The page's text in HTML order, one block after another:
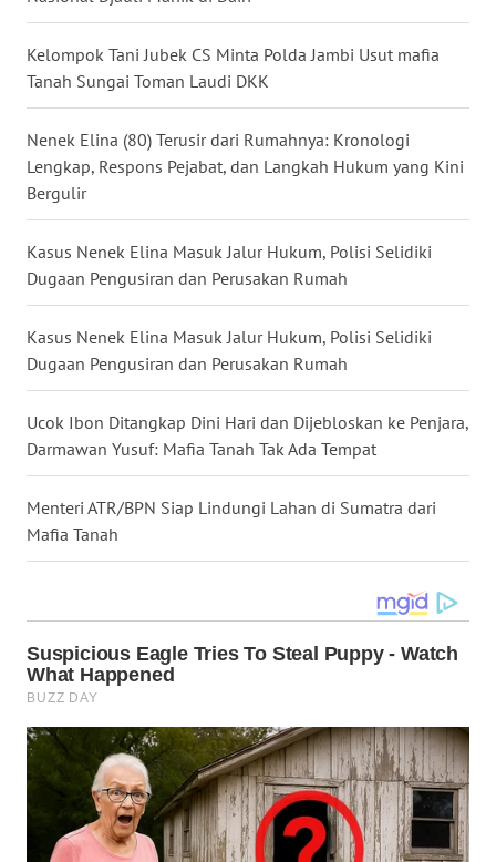
Kelompok Tani Jubek CS Minta Polda Jambi Usut mafia
Tanah Sungai Toman Laudi DKK
Nenek Elina (80) Terusir dari Rumahnya: Kronologi
Lengkap, Respons Pejabat, dan Langkah Hukum yang Kini
Bergulir
Kasus Nenek Elina Masuk Jalur Hukum, Polisi Selidiki
Dugaan Pengusiran dan Perusakan Rumah
Kasus Nenek Elina Masuk Jalur Hukum, Polisi Selidiki
Dugaan Pengusiran dan Perusakan Rumah
Ucok Ibon Ditangkap Dini Hari dan Dijebloskan ke Penjara,
Darmawan Yusuf: Mafia Tanah Tak Ada Tempat
Menteri ATR/BPN Siap Lindungi Lahan di Sumatra dari
Mafia Tanah
SULUT
MALUKU
WN
WN
DAIRI
WN
DANAU
TOBA
WN
NIAS
WN
TAPANULI
SELATAN
WN
TANJUNG
LESUNG
WN